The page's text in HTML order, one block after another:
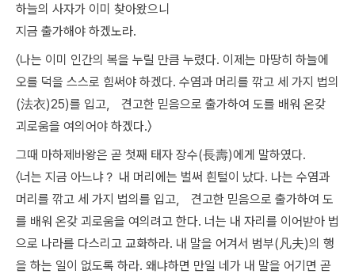
하늘의 사자가 이미 찾아왔으니
지금 출가해야 하겠노라.
〈나는 이미 인간의 복을 누릴 만큼 누렸다. 이제는 마땅히 하늘에
오를 덕을 스스로 힘써야 하겠다. 수염과 머리를 깎고 세 가지 법의
(法衣)25)를 입고， 견고한 믿음으로 출가하여 도를 배워 온갖
괴로움을 여의어야 하겠다.〉
그때 마하제바왕은 곧 첫째 태자 장수(長壽)에게 말하였다.
〈너는 지금 아느냐？ 내 머리에는 벌써 흰털이 났다. 나는 수염과
머리를 깎고 세 가지 법의를 입고， 견고한 믿음으로 출가하여 도
를 배워 온갖 괴로움을 여의려고 한다. 너는 내 자리를 이어받아 법
으로 나라를 다스리고 교화하라. 내 말을 어겨서 범부(凡夫)의 행
을 하는 일이 없도록 하라. 왜냐하면 만일 네가 내 말을 어기면 곧